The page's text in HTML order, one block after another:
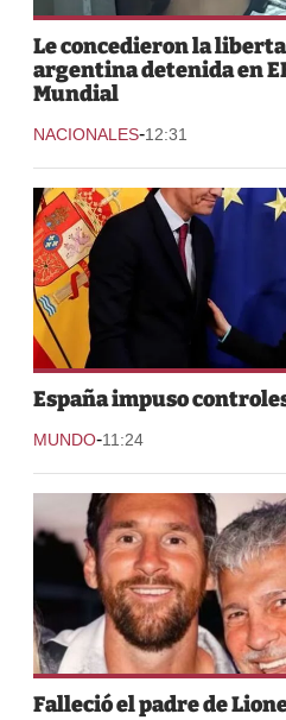
Le concedieron la
argentina detenida en
Mundial
NACIONALES-12:31
España impuso
MUNDO-11:24
Falleció el padre de